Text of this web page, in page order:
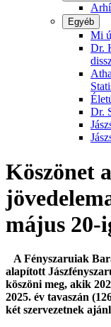
Egyéb
Mi
Dr.
Dr.
Köszönet
május
A Fényszaruiak
alapított
köszöni meg, akik
2025. év tavaszán
két szervezetnek